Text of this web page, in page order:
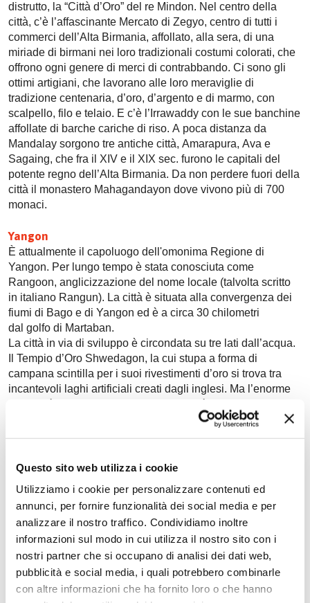
Questo sito web utilizza i cookie
Utilizziamo i cookie per personalizzare contenuti ed
annunci, per fornire funzionalità dei social media e per
analizzare il nostro traffico. Condividiamo inoltre
informazioni sul modo in cui utilizza il nostro sito con i
nostri partner che si occupano di analisi dei dati web,
pubblicità e social media, i quali potrebbero combinarle
con altre informazioni che ha fornito loro o che hanno
distrutto, la “Città d’Oro” del re Mindon. Nel centro della
città, c’è l’affascinante Mercato di Zegyo, centro di tutti i
commerci dell’Alta Birmania, affollato, alla sera, di una
miriade di birmani nei loro tradizionali costumi colorati, che
offrono ogni genere di merci di contrabbando. Ci sono gli
ottimi artigiani, che lavorano alle loro meraviglie di
tradizione centenaria, d’oro, d’argento e di marmo, con
scalpello, filo e telaio. E c’è l’Irrawaddy con le sue banchine
affollate di barche cariche di riso. A poca distanza da
Mandalay sorgono tre antiche città, Amarapura, Ava e
Sagaing, che fra il XIV e il XIX sec. furono le capitali del
potente regno dell’Alta Birmania. Da non perdere fuori della
città il monastero Mahagandayon dove vivono più di 700
monaci.
Yangon
È attualmente il capoluogo dell'omonima Regione di
Yangon. Per lungo tempo è stata conosciuta come
Rangoon, anglicizzazione del nome locale (talvolta scritto
in italiano Rangun). La città è situata alla convergenza dei
fiumi di Bago e di Yangon ed è a circa 30 chilometri
dal golfo di Martaban.
La città in via di sviluppo è circondata su tre lati dall’acqua.
Il Tempio d’Oro Shwedagon, la cui stupa a forma di
campana scintilla per i suoi rivestimenti d’oro si trova tra
incantevoli laghi artificiali creati dagli inglesi. Ma l’enorme
vedere nella capitale. Chi riuscirà a guardare oltre lo
da quando gli inglesi se ne andarono nel 1948) scoprirà il
viali alberati a tre corsie e una popolazione cordiale e
allegra.
Manila
Manila, capitale delle Filippine, è situata sulla costa est
della baia di Manila sulla più grande delle isole delle
Filippine, Luzón. Manila nacque nel XVI sec. da una